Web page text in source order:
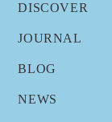
DISCOVER
JOURNAL
BLOG
NEWS